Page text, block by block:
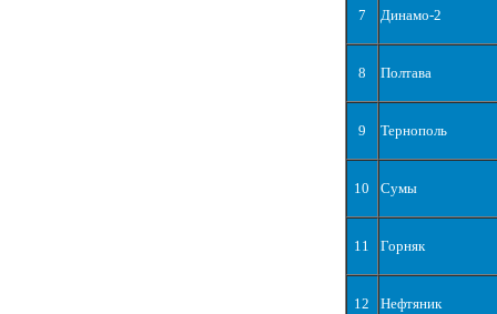
7 Динамо-2
8 Полтава
9 Тернополь
10 Сумы
11 Горняк
12 Нефтяник